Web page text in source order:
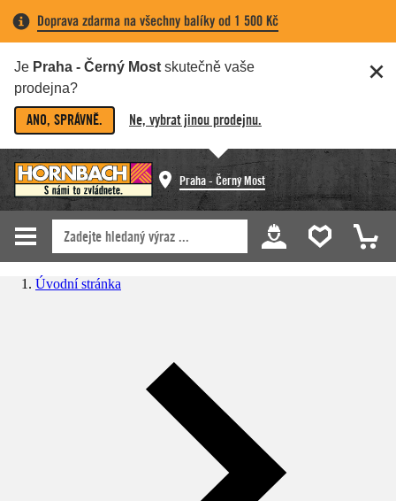
Doprava zdarma na všechny balíky od 1 500 Kč
Je Praha - Černý Most skutečně vaše
prodejna?
ANO, SPRÁVNĚ. Ne, vybrat jinou prodejnu.
Praha - Černý Most
Úvodní stránka